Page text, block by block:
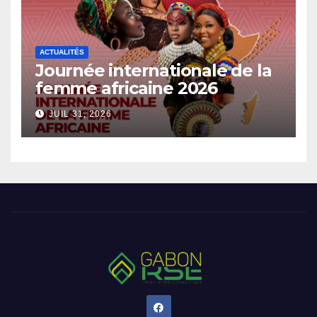
ACTUALITÉS
Journée internationale de la
femme africaine 2026
JUIL 31, 2026